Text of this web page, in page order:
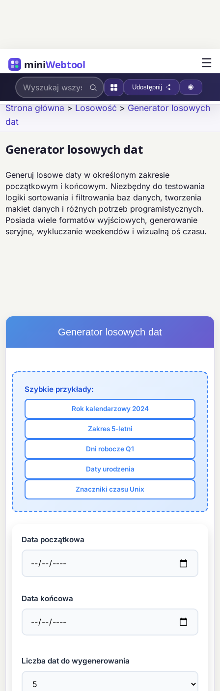
miniWebtool ☰
Udostępnij
Strona główna > Losowość > Generator losowych
dat
Generator losowych dat
Generuj losowe daty w określonym zakresie
początkowym i końcowym. Niezbędny do testowania
logiki sortowania i filtrowania baz danych, tworzenia
makiet danych i różnych potrzeb programistycznych.
Posiada wiele formatów wyjściowych, generowanie
seryjne, wykluczanie weekendów i wizualną oś czasu.
Generator losowych dat
Szybkie przykłady:
Rok kalendarzowy 2024
Zakres 5-letni
Dni robocze Q1
Daty urodzenia
Znaczniki czasu Unix
Data początkowa
Data końcowa
Liczba dat do wygenerowania